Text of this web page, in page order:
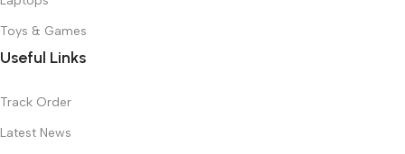
Toys & Games
Useful Links
Track Order
Latest News